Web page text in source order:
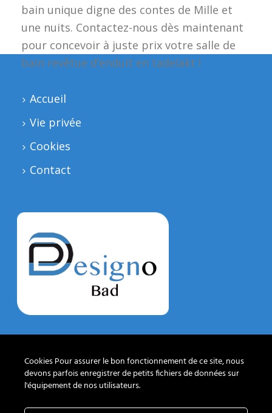
bain unique digne des contes de Mille et
une nuits. Contactez-nous dès maintenant
pour concevoir à juste prix votre salle de
bain revêtue d’enduit en tadelakt !
Accueil
Vie privée
Cookies
Contact
Chemin des Lentillières 18 box D14
1023 Crissier
+41-21-539-17-80
Cookies Pour assurer le bon fonctionnement de ce site, nous
devons parfois enregistrer de petits fichiers de données sur
l'équipement de nos utilisateurs.